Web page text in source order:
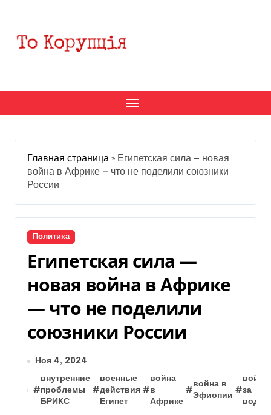
содержанию
Главная страница » Египетская сила — новая
война в Африке — что не поделили союзники
России
Политика
Египетская сила —
новая война в Африке
— что не поделили
союзники России
Ноя 4, 2024
#
внутренние
проблемы
БРИКС
#
военные
действия
Египет
#
война
в
Африке
#
война в
Эфиопии
#
война
за
воду